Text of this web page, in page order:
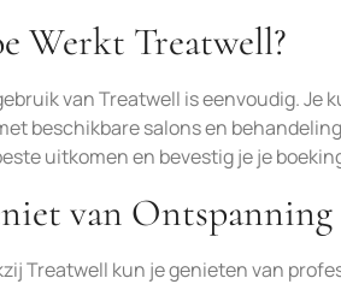
Werkt Treatwell?
van Treatwell is eenvoudig. Je
beschikbare salons en
uitkomen en bevestig je je
van
Treatwell kun je genieten van